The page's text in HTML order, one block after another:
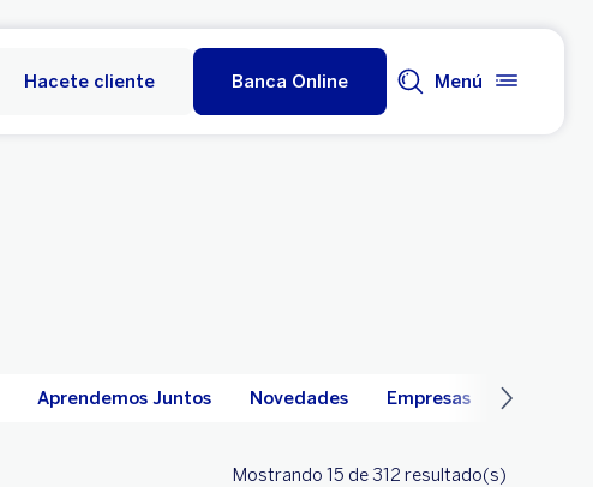
Hacete cliente Banca Online Menú
Aprendemos Juntos Novedades Empresas Millas
Mostrando 15 de 312 resultado(s)